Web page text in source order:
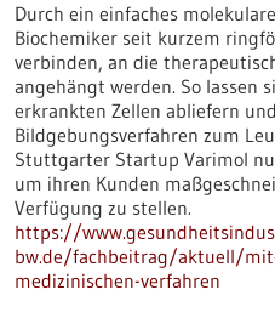
Durch ein einfaches
Biochemiker seit kurzem
verbinden, an die
angehängt werden. So lassen
erkrankten Zellen abliefern
Bildgebungsverfahren zum
Stuttgarter Startup Varimol
um ihren Kunden
Verfügung zu stellen.
https://
bw.de/fachbeitrag/aktuell/
medizinischen-verfahren